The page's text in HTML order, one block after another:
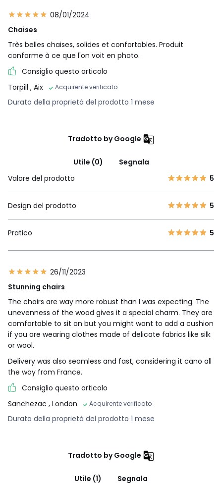
08/01/2024
Chaises
Très belles chaises, solides et confortables. Produit
conforme à ce que l'on voit en photo.
Consiglio questo articolo
Torpill , Aix Acquirente verificato
Durata della proprietà del prodotto 1 mese
Tradotto by Google
Utile (0)
Segnala
Valore del prodotto
5
Design del prodotto 5
Pratico 5
26/11/2023
Stunning chairs
The chairs are way more robust than I was expecting. The
unevenness of the wood gives it a special charm. They are
comfortable to sit on but you might want to add a cushion
if you are wearing clothes made of delicate fabrics like silk
or wool.
Delivery was also seamless and fast, considering it cano all
the way from France.
Consiglio questo articolo
Sanchezac , London Acquirente verificato
Durata della proprietà del prodotto 1 mese
Tradotto by Google
Utile (1) Segnala